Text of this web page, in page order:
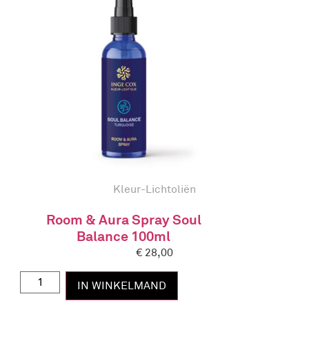
Kleur-Lichtoliën
Room & Aura Spray Soul
Balance 100ml
€ 28,00
IN WINKELMAND